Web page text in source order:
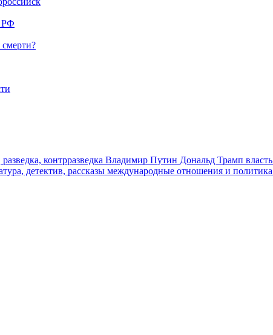
РФ
контрразведка Владимир Путин Дональд Трамп власть
детектив, рассказы международные отношения и политика